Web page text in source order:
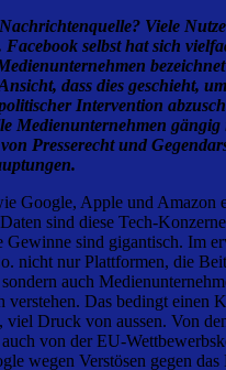
Viele
Facebook selbst hat sich
dass dies geschieht,
Intervention
Medienunternehmen gängig
Presserecht und
Google, Apple und Amazon
sind diese Tech-
Gewinne sind gigantisch. Im
nicht nur Plattformen, die
auch
verstehen. Das bedingt einen
viel Druck von aussen. Von
von der EU-
wegen Verstösen gegen